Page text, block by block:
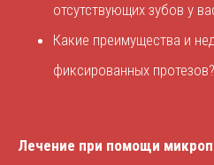
отсутствующих зубов у
Какие преимущества и
фиксированных протезов?
Лечение при помощи